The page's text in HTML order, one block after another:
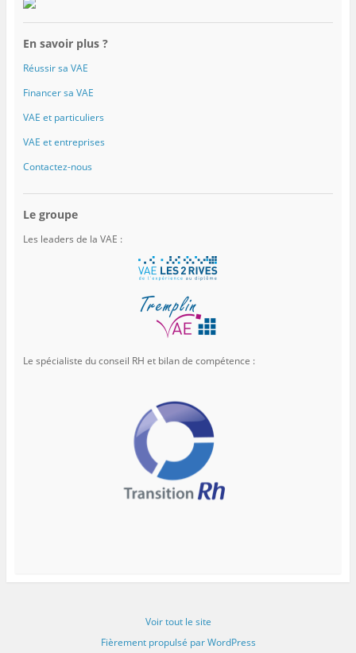
En savoir plus ?
Réussir sa VAE
Financer sa VAE
VAE et particuliers
VAE et entreprises
Contactez-nous
Le groupe
Les leaders de la VAE :
Le spécialiste du conseil RH et bilan de compétence :
Voir tout le site
Fièrement propulsé par WordPress